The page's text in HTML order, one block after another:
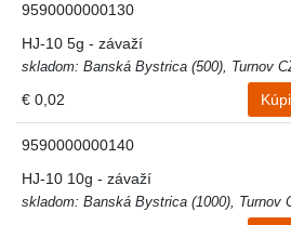
9590000000130
HJ-10 5g - závaží
skladom: Banská Bystrica (500), Turnov
€ 0,02
9590000000140
HJ-10 10g - závaží
skladom: Banská Bystrica (1000), Turnov